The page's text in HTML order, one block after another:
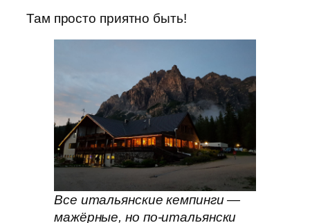
Там просто приятно быть!
Все итальянские кемпинги —
мажёрные, но по-итальянски